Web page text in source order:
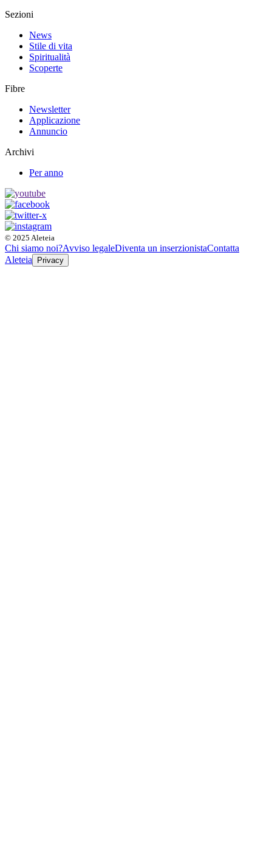
Sezioni
News
Stile di vita
Spiritualità
Scoperte
Fibre
Newsletter
Applicazione
Annuncio
Archivi
Per anno
© 2025 Aleteia
Chi siamo noi?Avviso legaleDiventa un inserzionistaContatta
Aleteia
Privacy